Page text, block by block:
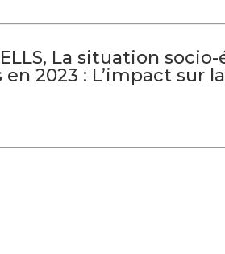
La situation
2023 : L’impact sur